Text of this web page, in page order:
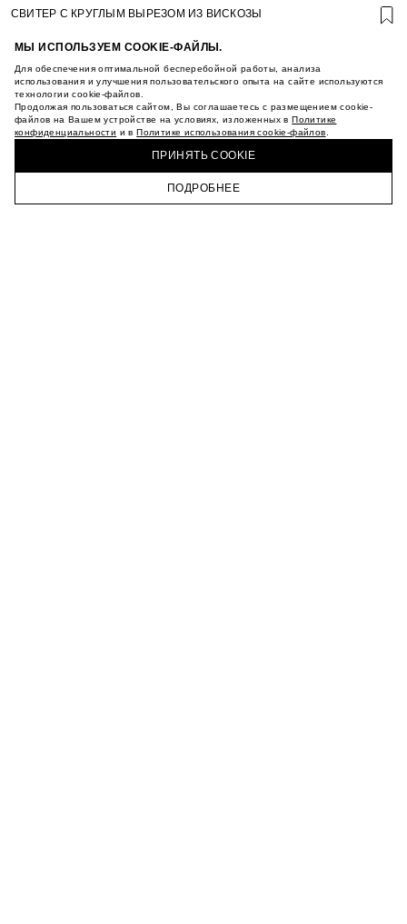
МЫ ИСПОЛЬЗУЕМ COOKIE-ФАЙЛЫ.
Для обеспечения оптимальной бесперебойной работы, анализа
использования и улучшения пользовательского опыта на сайте используются
технологии cookie-файлов.
Продолжая пользоваться сайтом, Вы соглашаетесь с размещением cookie-
файлов на Вашем устройстве на условиях, изложенных вПолитике
конфиденциальности и вПолитике использования cookie-файлов
ПРИНЯТЬ COOKIE
ПОДРОБНЕЕ
ГЛАВНАЯ КАТАЛОГ КОРЗИНА ПРОФИЛЬ
УСЛОВИЯ ИСПОЛЬЗОВАНИЯ ПОДАРОЧНЫХ
ПОЛИТИКА КОНФИДЕНЦИАЛЬНОСТИ
ПОЛИТИКА COOKIE
УСЛОВИЯ ПОКУПКИ
О НАС
МАГАЗИНЫ
КАРЬЕРА
ТЕЛЕГРАМ
ПОДПИСАТЬСЯ НА НОВОСТИ
СВИТЕР С КРУГЛЫМ ВЫРЕЗОМ ИЗ ВИСКОЗЫ
КУПИТЬ + ПОЛУЧИТЬ В МАГАЗИНЕ MAAG